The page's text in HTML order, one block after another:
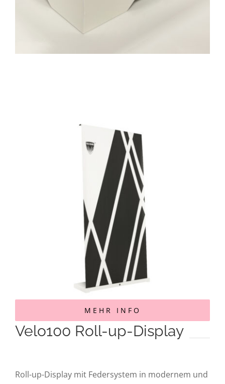
MEHR INFO
Velo100 Roll-up-Display
Roll-up-Display mit Federsystem in modernem und